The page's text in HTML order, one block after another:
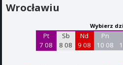
Wrocławiu
Wybierz
Pt
7 08
Sb
8 08
Nd
9 08
Pn
10 08